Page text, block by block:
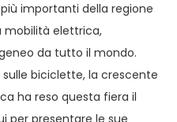
importanti della regione
mobilità elettrica,
da tutto il mondo.
biciclette, la crescente
ha reso questa fiera il